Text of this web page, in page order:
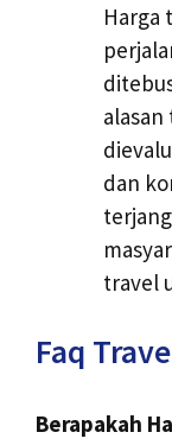
Harga
dan
travel
Faq
Berapakah